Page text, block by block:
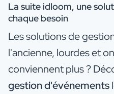
La suite idloom, une
chaque besoin
Les solutions de
l'ancienne, lourdes et
conviennent plus ?
gestion d'événements